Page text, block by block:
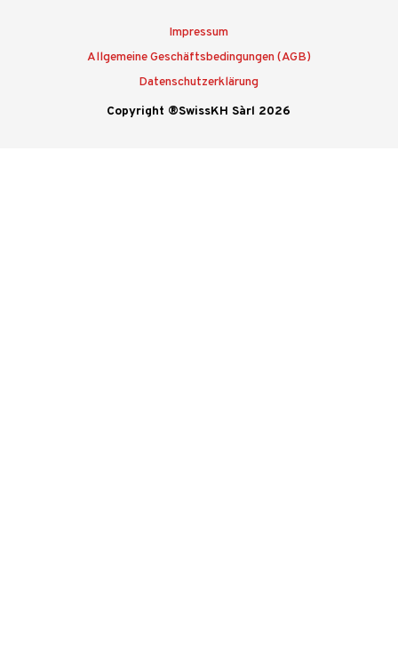
Impressum
Allgemeine Geschäftsbedingungen (AGB)
Datenschutzerklärung
Copyright ®SwissKH Sàrl 2026